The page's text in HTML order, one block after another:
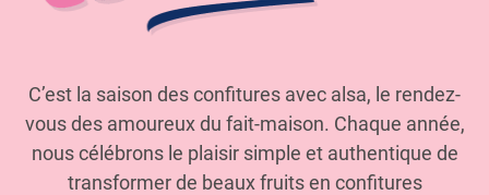
C’est la saison des confitures avec alsa, le rendez-
vous des amoureux du fait‑maison. Chaque année,
nous célébrons le plaisir simple et authentique de
transformer de beaux fruits en confitures